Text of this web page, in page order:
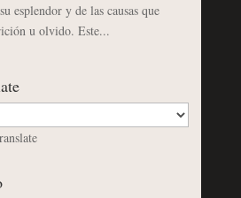
esplendor y de las causas que
u olvido. Este...